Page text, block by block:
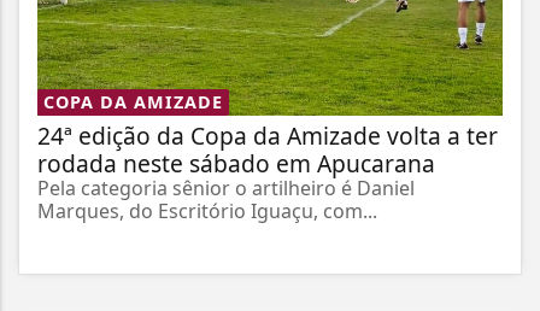
COPA DA AMIZADE
24ª edição da Copa da Amizade volta a ter
rodada neste sábado em Apucarana
Pela categoria sênior o artilheiro é Daniel
Marques, do Escritório Iguaçu, com...